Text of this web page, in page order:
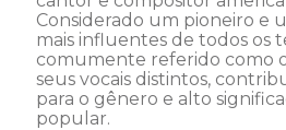
Considerado um pioneiro e
mais influentes de todos os
comumente referido como
seus vocais distintos,
para o gênero e alto
popular.